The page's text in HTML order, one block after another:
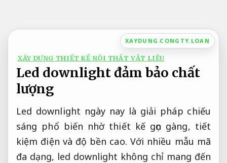
nội
dung
XAYDUNG.CONGTY.LOAN
XÂY DỰNG THIẾT KẾ NỘI THẤT VẬT LIỆU
Led downlight đảm bảo chất
lượng
Led downlight ngày nay là giải pháp chiếu
sáng phổ biến nhờ thiết kế gọn gàng, tiết
kiệm điện và độ bền cao. Với nhiều mẫu mã
đa dạng, led downlight không chỉ mang đến